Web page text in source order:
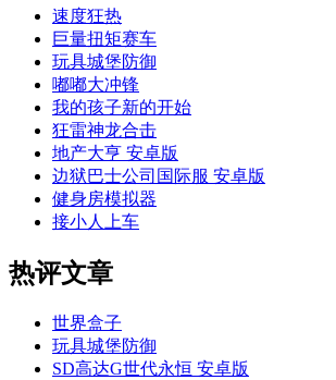
速度狂热
巨量扭矩赛车
玩具城堡防御
嘟嘟大冲锋
我的孩子新的开始
狂雷神龙合击
地产大亨 安卓版
边狱巴士公司国际服 安卓版
健身房模拟器
接小人上车
热评文章
世界盒子
玩具城堡防御
SD高达G世代永恒 安卓版